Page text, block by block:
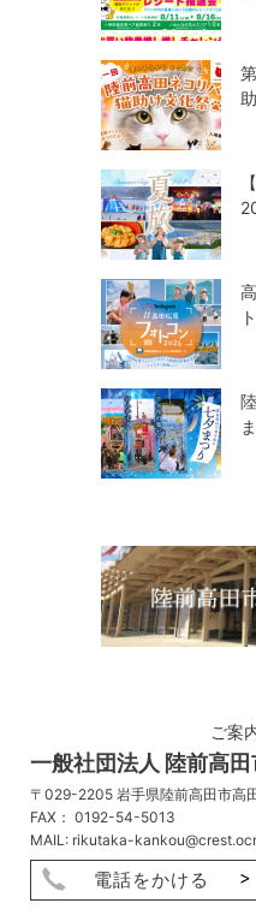
ご案
一般社団法人 陸前高
〒029-2205 岩手県陸前高田市高
FAX： 0192-54-5013
MAIL: rikutaka-
電話をかける